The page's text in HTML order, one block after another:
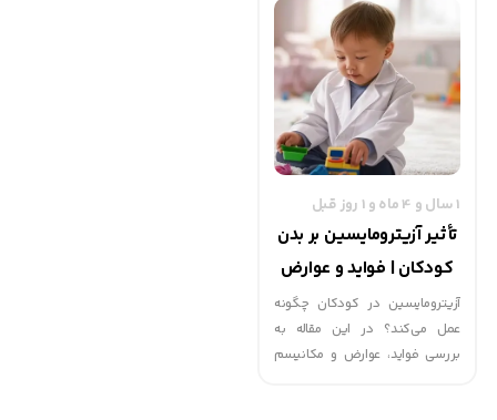
1 سال و 4 ماه و 1 روز قبل
تأثیر آزیترومایسین بر بدن
کودکان | فواید و عوارض
آنتی‌بیوتیک در اطفال
آزیترومایسین در کودکان چگونه
عمل می‌کند؟ در این مقاله به
بررسی فواید، عوارض و مکانیسم